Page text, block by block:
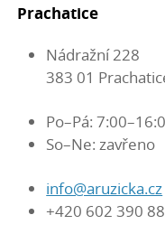
Prachatice
Nádražní 228
383 01
Po–Pá:
So–Ne: zavřeno
info@aruzicka.cz
+420 602 390